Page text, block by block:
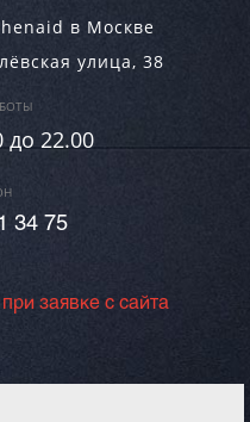
в Москве
улица, 38
до 22.00
34 75
заявке с сайта